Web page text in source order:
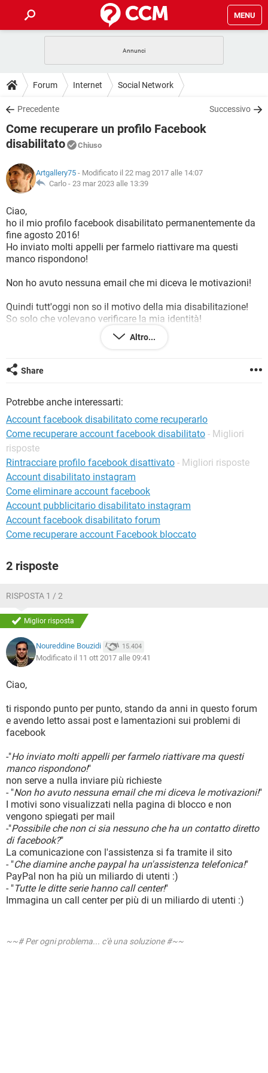
MENU
INTRATTENIMENTO ANDROID
iOS
INSTAGRAM WHATSAPP
TIKTOK
HARDWARE
GUIDE
COVID-19
iOS
TIKTOK FACEBOOK
DOWNLOAD
COVID-19 GAMING
INTRATTENIMENTO
iOS WINDOWS 10
INSTAGRAM
TIKTOK
HARDWARE
FORUM
INTRATTENIMENTO ANDROID
INSTAGRAM WHATSAPP
TIKTOK FACEBOOK
HARDWARE
GLOSSARIO
COVID-19
INTRATTENIMENTO
iOS
INSTAGRAM WHATSAPP
Forum Internet Social Network
Precedente Successivo
Come recuperare un profilo Facebook
disabilitato
Chiuso
Artgallery75 - Modificato il 22 mag 2017 alle 14:07
Carlo - 23 mar 2023 alle 13:39
Ciao,
ho il mio profilo facebook disabilitato permanentemente da
fine agosto 2016!
Ho inviato molti appelli per farmelo riattivare ma questi
manco rispondono!
Non ho avuto nessuna email che mi diceva le motivazioni!
Quindi tutt'oggi non so il motivo della mia disabilitazione!
So solo che volevano verificare la mia identità!
Ho inviato la mia patente ma niente!
Possibile che non ci sia nessuno che ha un contatto diretto
anche paypal ha un'assistenza telefonica!
Tutte le ditte serie hanno call center! Questo sta a dimostrare
che facebook non è poi così serio! Se lo fosse non si
nasconderebbe in forum e email!
Voi che ne pensate?
Daniele
Altro...
Share
Potrebbe anche interessarti:
Account facebook disabilitato come recuperarlo
Come recuperare account facebook disabilitato - Migliori
risposte
Rintracciare profilo facebook disattivato - Migliori risposte
Account disabilitato instagram
Come eliminare account facebook
Account pubblicitario disabilitato instagram
Account facebook disabilitato forum
Come recuperare account Facebook bloccato
2 risposte
RISPOSTA 1 / 2
Miglior risposta
Noureddine Bouzidi 15.404
Modificato il 11 ott 2017 alle 09:41
Ciao,
ti rispondo punto per punto, stando da anni in questo forum
e avendo letto assai post e lamentazioni sui problemi di
facebook
-"Ho inviato molti appelli per farmelo riattivare ma questi
manco rispondono!"
non serve a nulla inviare più richieste
- "Non ho avuto nessuna email che mi diceva le motivazioni!"
I motivi sono visualizzati nella pagina di blocco e non
vengono spiegati per mail
-"Possibile che non ci sia nessuno che ha un contatto diretto
di facebook?"
La comunicazione con l'assistenza si fa tramite il sito
- "Che diamine anche paypal ha un'assistenza telefonica!"
PayPal non ha più un miliardo di utenti :)
- "Tutte le ditte serie hanno call center!"
Immagina un call center per più di un miliardo di utenti :)
~~# Per ogni problema... c'è una soluzione #~~